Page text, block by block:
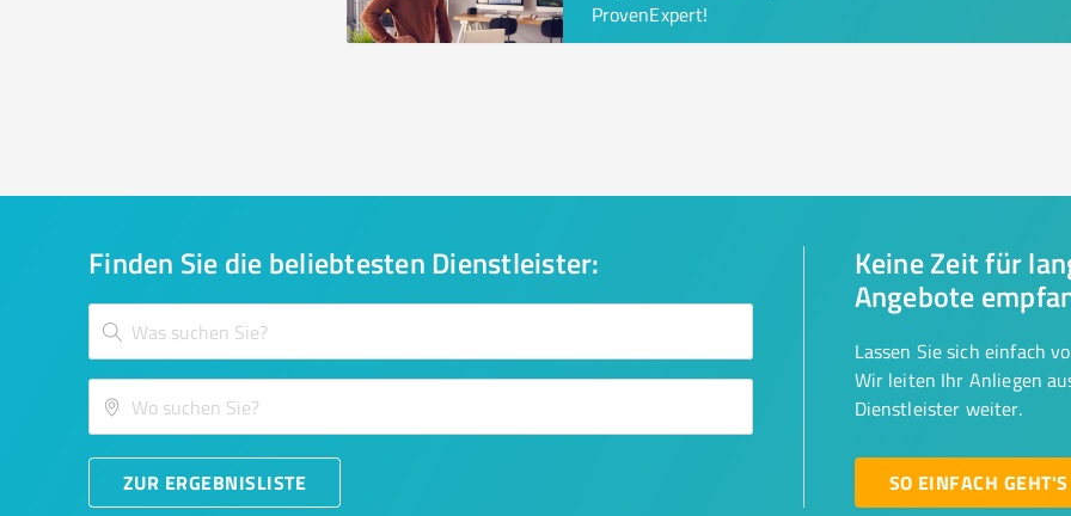
ProvenExpert!
Finden Sie die beliebtesten Dienstleister:
ZUR ERGEBNISLISTE
Keine Zeit für
Angebote
Lassen Sie sich einfach
Wir leiten Ihr Anliegen
Dienstleister weiter.
SO EINFACH GEHT'S